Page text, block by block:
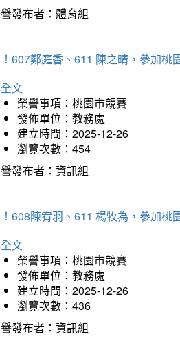
發布者：體育組
607鄭庭香、611 陳之晴，參加桃
文
榮譽事項：桃園市競賽
發佈單位：教務處
建立時間：2025-12-26
瀏覽次數：454
發布者：資訊組
608陳宥羽、611 楊牧為，參加桃
文
榮譽事項：桃園市競賽
發佈單位：教務處
建立時間：2025-12-26
瀏覽次數：436
發布者：資訊組